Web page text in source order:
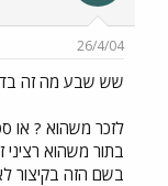
26/4/04
שש שבע מה זה
לזכר משהוא ? או
בתור משהוא
בשם הזה בקיצור